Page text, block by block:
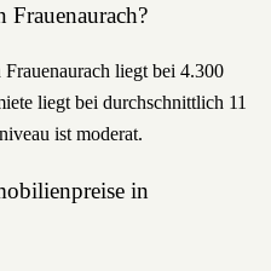
Frauenaurach?
liegt bei 4.300
liegt bei durchschnittlich 11
ist moderat.
in